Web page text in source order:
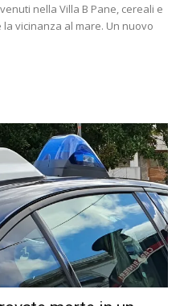
nella Villa B Pane, cereali e
vicinanza al mare. Un nuovo